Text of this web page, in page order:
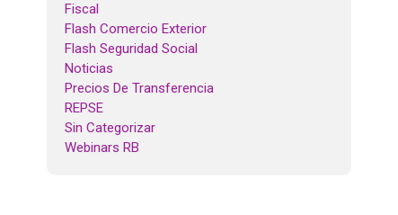
Fiscal
Flash Comercio Exterior
Flash Seguridad Social
Noticias
Precios De Transferencia
REPSE
Sin Categorizar
Webinars RB